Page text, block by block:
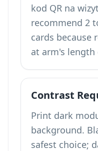
kod QR na
recommend 2
cards because
at arm's
Contrast
Print dark
background.
safest choice;